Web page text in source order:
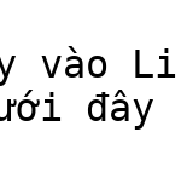
vào
đây